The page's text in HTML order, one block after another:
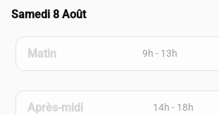
Samedi 8 Août
Matin 9h - 13h
Après-midi 14h - 18h